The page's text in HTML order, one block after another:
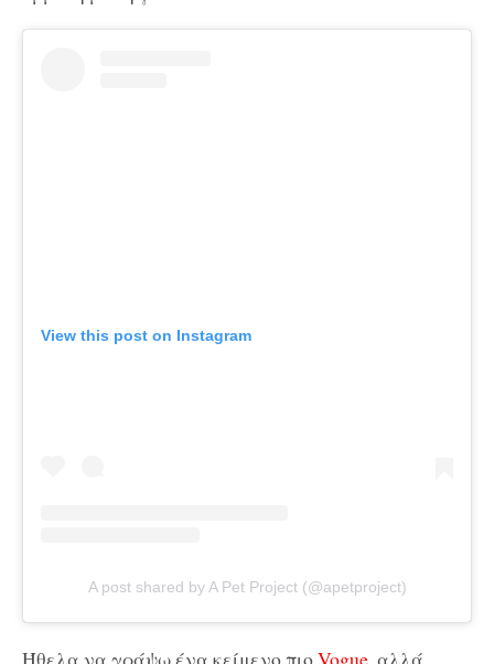
View this post on Instagram
A post shared by A Pet Project (@apetproject)